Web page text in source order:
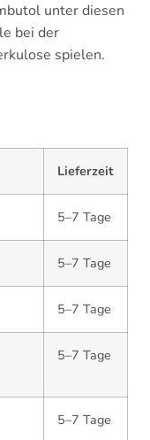
unter diesen
bei der
spielen.
Lieferzeit
5–7 Tage
5–7 Tage
5–7 Tage
5–7 Tage
5–7 Tage